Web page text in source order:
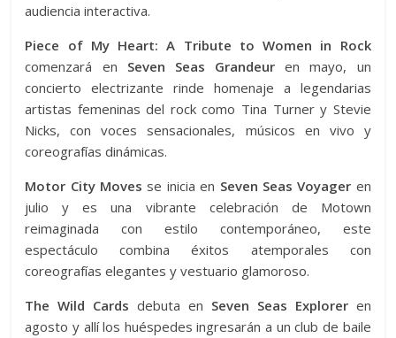
audiencia interactiva.
Piece of My Heart: A Tribute to Women in Rock
comenzará en Seven Seas Grandeur en mayo, un
concierto electrizante rinde homenaje a legendarias
artistas femeninas del rock como Tina Turner y Stevie
Nicks, con voces sensacionales, músicos en vivo y
coreografías dinámicas.
Motor City Moves se inicia en Seven Seas Voyager en
julio y es una vibrante celebración de Motown
reimaginada con estilo contemporáneo, este
espectáculo combina éxitos atemporales con
coreografías elegantes y vestuario glamoroso.
The Wild Cards debuta en Seven Seas Exploreren
agosto y allí los huéspedes ingresarán a un club de baile